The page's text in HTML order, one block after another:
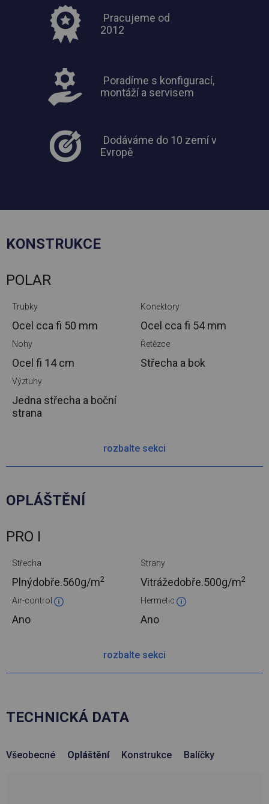
Pracujeme od
2012
Poradíme s konfigurací,
montáží a servisem
Dodáváme do 10 zemí v
Evropě
KONSTRUKCE
POLAR
Trubky
Ocel ccafi 50 mm
Konektory
Ocel ccafi 54 mm
Nohy
Ocel fi 14 cm
Řetězce
Střecha a bok
Výztuhy
Jedna střecha a boční
strana
rozbalte sekci
OPLÁŠTĚNÍ
PRO I
Střecha
Plnýdobře.560g/m2
Strany
Vitrážedobře.500g/m2
Air-control
Ano
Hermetic
Ano
rozbalte sekci
TECHNICKÁ DATA
Všeobecné Opláštění Konstrukce Balíčky